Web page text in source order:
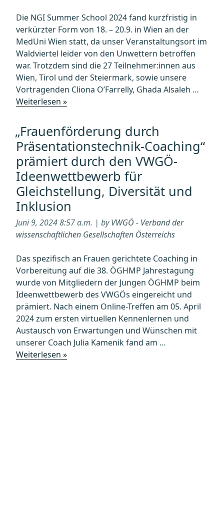
Die NGI Summer School 2024 fand kurzfristig in
verkürzter Form von 18. – 20.9. in Wien an der
MedUni Wien statt, da unser Veranstaltungsort im
Waldviertel leider von den Unwettern betroffen
war. Trotzdem sind die 27 Teilnehmer:innen aus
Wien, Tirol und der Steiermark, sowie unsere
Vortragenden Cliona O’Farrelly, Ghada Alsaleh …
Weiterlesen »„Next
Immunologists
(NGI)
Summer
School
2024“
„Frauenförderung durch
Präsentationstechnik-Coaching“
prämiert durch den VWGÖ-
Ideenwettbewerb für
Gleichstellung, Diversität und
Inklusion
Juni 9, 2024 8:57 a.m. | byVWGÖ - Verband der
wissenschaftlichen Gesellschaften Österreichs
Das spezifisch an Frauen gerichtete Coaching in
Vorbereitung auf die 38. ÖGHMP Jahrestagung
wurde von Mitgliedern der Jungen ÖGHMP beim
Ideenwettbewerb des VWGÖs eingereicht und
prämiert. Nach einem Online-Treffen am 05. April
2024 zum ersten virtuellen Kennenlernen und
Austausch von Erwartungen und Wünschen mit
unserer Coach Julia Kamenik fand am …
Weiterlesen »„„Frauenförderung